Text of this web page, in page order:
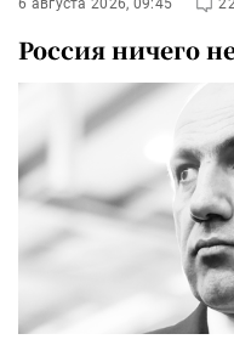
Россия ничего